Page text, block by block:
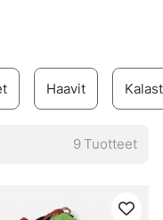
ne kaikki mukaan,
Haavit
9 Tuotteet